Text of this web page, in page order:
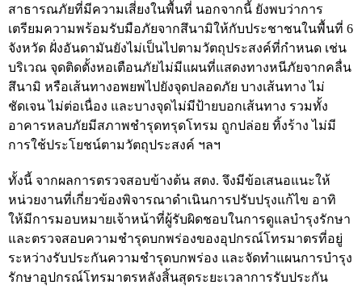
สาธารณภัยที่มีความเสี่ยงในพื้นที่ นอกจากนี้ ยังพบว่าการ
เตรียมความพร้อมรับมือภัยจากสึนามิให้กับประชาชนในพื้นที่ 6
จังหวัด ฝั่งอันดามันยังไม่เป็นไปตามวัตถุประสงค์ที่กำหนด เช่น
บริเวณ จุดติดตั้งหอเตือนภัยไม่มีแผนที่แสดงทางหนีภัยจากคลื่น
สึนามิ หรือเส้นทางอพยพไปยังจุดปลอดภัย บางเส้นทาง ไม่
ชัดเจน ไม่ต่อเนื่อง และบางจุดไม่มีป้ายบอกเส้นทาง รวมทั้ง
อาคารหลบภัยมีสภาพชำรุดทรุดโทรม ถูกปล่อย ทิ้งร้าง ไม่มี
การใช้ประโยชน์ตามวัตถุประสงค์ ฯลฯ
ทั้งนี้ จากผลการตรวจสอบข้างต้น สตง. จึงมีข้อเสนอแนะให้
หน่วยงานที่เกี่ยวข้องพิจารณาดำเนินการปรับปรุงแก้ไข อาทิ
ให้มีการมอบหมายเจ้าหน้าที่ผู้รับผิดชอบในการดูแลบำรุงรักษา
และตรวจสอบความชำรุดบกพร่องของอุปกรณ์โทรมาตรที่อยู่
ระหว่างรับประกันความชำรุดบกพร่อง และจัดทำแผนการบำรุง
รักษาอุปกรณ์โทรมาตรหลังสิ้นสุดระยะเวลาการรับประกัน